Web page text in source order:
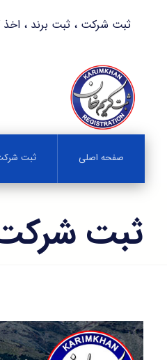
ثبت شرکت ، ثبت برند ، اخذ کارت
صفحه اصلی ثبت
ثبت شرکت